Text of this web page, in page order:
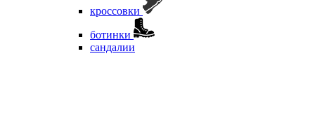
кроссовки
ботинки
сандалии